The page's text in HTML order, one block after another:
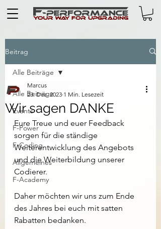
Beitrag
Alle Beiträge
Events
F-Power
F-Coding
Allgemeines
F-Academy
Alle Beiträge
Wir sagen DANKE
Marcus
23. Dez. 2023 1 Min. Lesezeit
Eure Treue und euer Feedback
sorgen für die ständige
Weiterentwicklung des Angebots
und die Weiterbildung unserer
Codierer.
Daher möchten wir uns zum Ende
des Jahres bei euch mit satten
Rabatten bedanken.